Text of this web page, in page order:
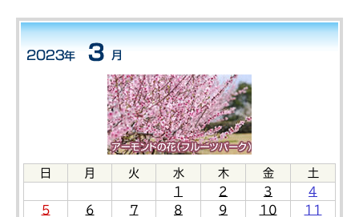
日 月 火 水 木 金
土
1
2 3
4
5
6 7 8 9 10
11